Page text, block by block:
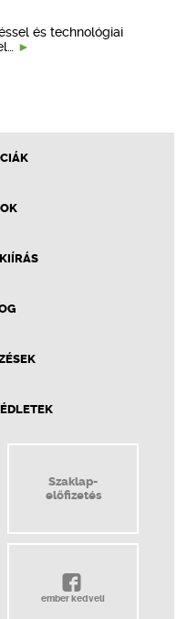
és technológiai
Szaklap-
előfizetés
ember kedveli